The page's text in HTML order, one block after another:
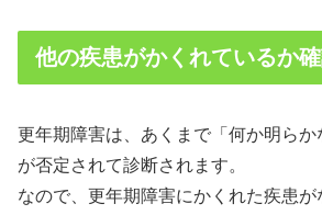
他の疾患がかくれているか確
更年期障害は、あくまで「何か明らか
が否定されて診断されます。
なので、更年期障害にかくれた疾患が